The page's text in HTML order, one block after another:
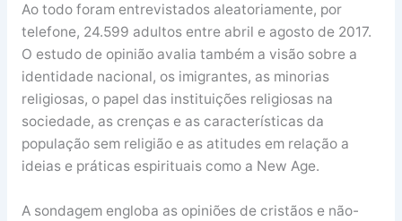
Ao todo foram entrevistados aleatoriamente, por
telefone, 24.599 adultos entre abril e agosto de 2017.
O estudo de opinião avalia também a visão sobre a
identidade nacional, os imigrantes, as minorias
religiosas, o papel das instituições religiosas na
sociedade, as crenças e as características da
população sem religião e as atitudes em relação a
ideias e práticas espirituais como a New Age.
A sondagem engloba as opiniões de cristãos e não-